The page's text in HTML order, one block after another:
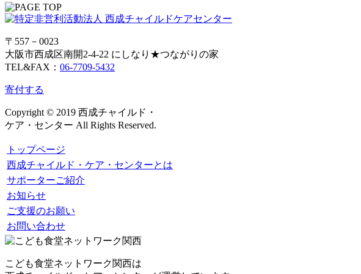
〒557－0023
大阪市西成区南開2-4-22 にしなり★つながりの家
TEL&FAX： 06-7709-5432
寄付する
Copyright © 2019 西成チャイルド・
ケア・センター All Rights Reserved.
トップページ
西成チャイルド・ケア・センターとは
サポーターご紹介
お知らせ
ご支援のお願い
お問い合わせ
こども食堂ネットワーク関西は